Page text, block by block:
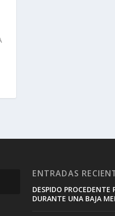
ENTRADAS
DESPIDO PROCEDENTE
DURANTE UNA BAJA